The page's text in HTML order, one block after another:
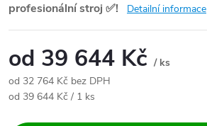
profesionální stroj ✅! Detailní informace
od 39 644 Kč / ks
od 32 764 Kč bez DPH
Měrná cena:
od 39 644 Kč / 1 ks